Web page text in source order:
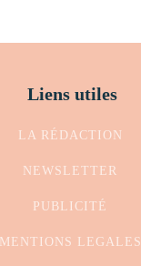
Liens utiles
LA RÉDACTION
NEWSLETTER
PUBLICITÉ
MENTIONS LEGALES